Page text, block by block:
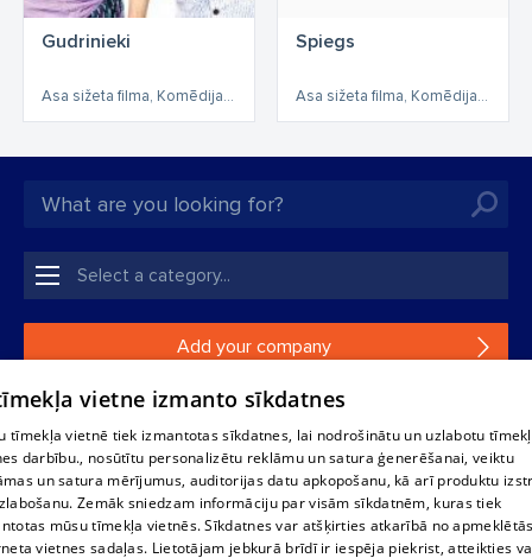
Gudrinieki
Asa sižeta filma, Komēdija, Detektīvfilma, Asa sižeta
Spiegs
Asa sižeta filma, Komēdija, Asa sižeta
Add your company
If your company is not in our database, please fill in a
Reproduction, or distribution of 1188 database, its parts or the
information contained in the database, or parts of information in
any form is strictly prohibited. Also automatic download is
vietne izmanto sīkdatnes
tīmekļa vietnē tiek izmantotas sīkdatnes, lai nodrošinātu un uzlabotu
darbību., nosūtītu personalizētu reklāmu un satura ģenerēšanai, veiktu
un satura mērījumus, auditorijas datu apkopošanu, kā arī produktu
Zemāk sniedzam informāciju par visām sīkdatnēm, kuras tiek
mūsu tīmekļa vietnēs. Sīkdatnes var atšķirties atkarībā no
vietnes sadaļas. Lietotājam jebkurā brīdī ir iespēja piekrist, atteikties